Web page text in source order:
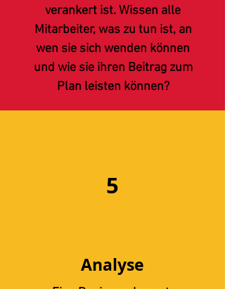
verankert ist. Wissen alle
Mitarbeiter, was zu tun ist, an
wen sie sich wenden können
und wie sie ihren Beitrag zum
Plan leisten können?
5
Analyse